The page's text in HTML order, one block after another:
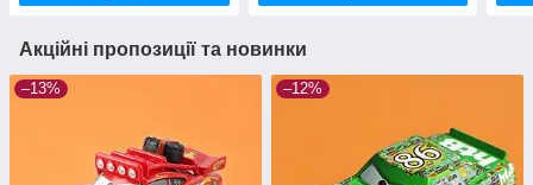
Акційні пропозиції та новинки
–13% –12%